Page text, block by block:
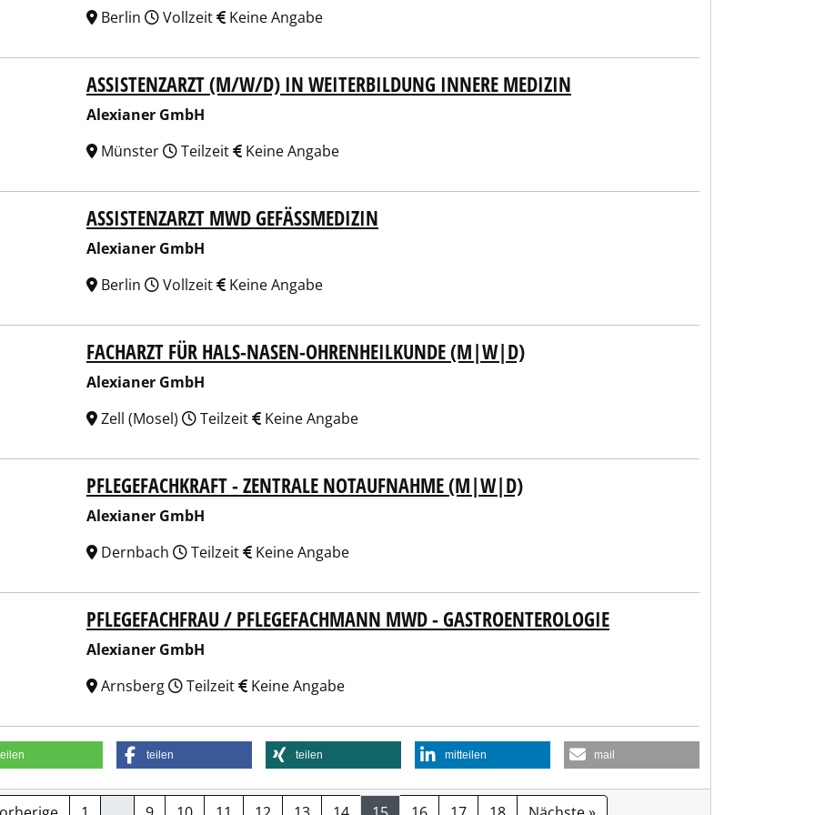
Berlin
Vollzeit Keine Angabe
ASSISTENZARZT (M/W/D) IN WEITERBILDUNG INNERE MEDIZIN
Alexianer GmbH
Münster
Teilzeit Keine Angabe
ASSISTENZARZT MWD GEFÄSSMEDIZIN
Alexianer GmbH
Berlin
Vollzeit Keine Angabe
FACHARZT FÜR HALS-NASEN-OHRENHEILKUNDE (M|W|D)
Alexianer GmbH
Zell (Mosel)
Teilzeit Keine Angabe
PFLEGEFACHKRAFT - ZENTRALE NOTAUFNAHME (M|W|D)
Alexianer GmbH
Dernbach
Teilzeit Keine Angabe
PFLEGEFACHFRAU / PFLEGEFACHMANN MWD - GASTROENTEROLOGIE
Alexianer GmbH
Arnsberg
Teilzeit Keine Angabe
teilen teilen mitteilen mail